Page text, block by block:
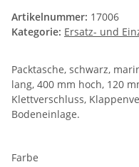
Artikelnummer: 17006
Kategorie: Ersatz- und
Packtasche, schwarz,
lang, 400 mm hoch, 120
Klettverschluss,
Bodeneinlage.
Farbe